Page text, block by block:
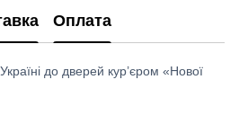
Оплата
до дверей кур’єром «Нової